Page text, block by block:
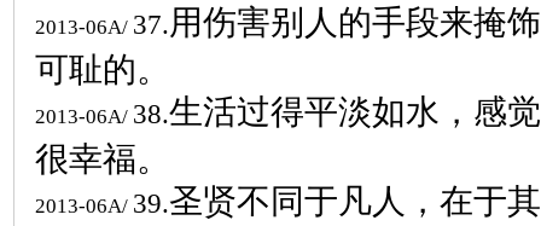
2013-06A/ 37.用伤害别人的手段来掩
可耻的。
2013-06A/ 38.生活过得平淡如水，感
很幸福。
2013-06A/ 39.圣贤不同于凡人，在于